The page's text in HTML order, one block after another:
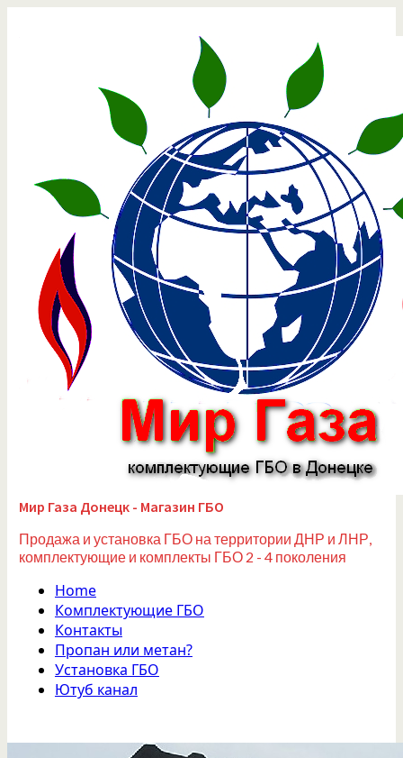
Мир Газа Донецк - Магазин ГБО
Продажа и установка ГБО на территории ДНР и ЛНР,
комплектующие и комплекты ГБО 2 - 4 поколения
Home
Комплектующие ГБО
Контакты
Пропан или метан?
Установка ГБО
Ютуб канал